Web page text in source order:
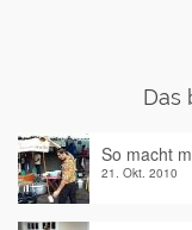
Das
So macht
21. Okt. 2010